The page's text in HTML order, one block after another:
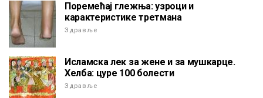
Поремећај глежња: узроци и
карактеристике третмана
Здравље
Исламска лек за жене и за мушкарце.
Хелба: цуре 100 болести
Здравље